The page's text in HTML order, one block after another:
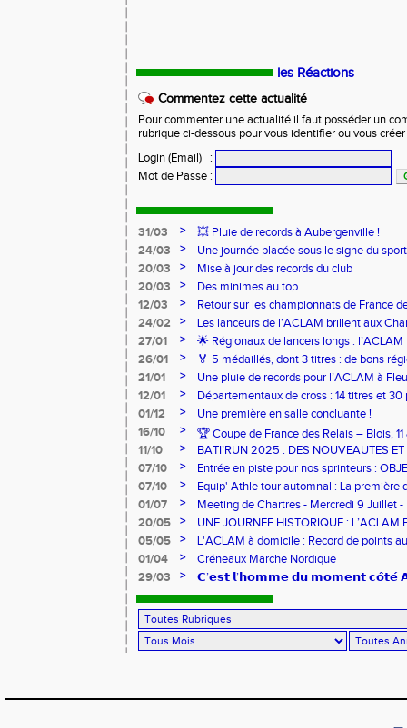
les Réactions
Commentez cette actualité
Pour commenter une actualité il faut posséder un
rubrique ci-dessous pour vous identifier ou vous
Login (Email)
:
Mot de Passe :
31/03 >
💥 Pluie de records à Aubergenville !
24/03
>
Une journée placée sous le signe du
20/03
>
Mise à jour des records du club
20/03
>
Des minimes au top
12/03
>
Retour sur les championnats de France
24/02
>
Les lanceurs de l’ACLAM brillent aux
Lancers Longs à Nice
27/01 >
🌟 Régionaux de lancers longs :
sur-Loire
26/01 >
🏅 5 médaillés, dont 3 titres : de bons
pour l’Aclam !
21/01 >
Une pluie de records pour l’ACLAM à
12/01
>
Départementaux de cross : 14 titres et 30
01/12
>
Une première en salle concluante !
16/10
>
🏆 Coupe de France des Relais – Blois,
11/10
>
BATI’RUN 2025 : DES NOUVEAUTES
07/10
>
Entrée en piste pour nos sprinteurs :
FRANCE !
07/10 >
Equip' Athle tour automnal : La première
jeunes !
01/07 >
Meeting de Chartres - Mercredi 9 Juillet
20/05
>
UNE JOURNEE HISTORIQUE : L’ACLAM
05/05
>
L'ACLAM à domicile : Record de points
01/04
>
Créneaux Marche Nordique
29/03
> 𝗖’𝗲𝘀𝘁 𝗹’𝗵𝗼𝗺𝗺𝗲 𝗱𝘂 𝗺𝗼𝗺𝗲𝗻𝘁 𝗰𝗼̂𝘁𝗲́